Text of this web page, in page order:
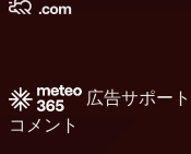
広告サポート
コメント